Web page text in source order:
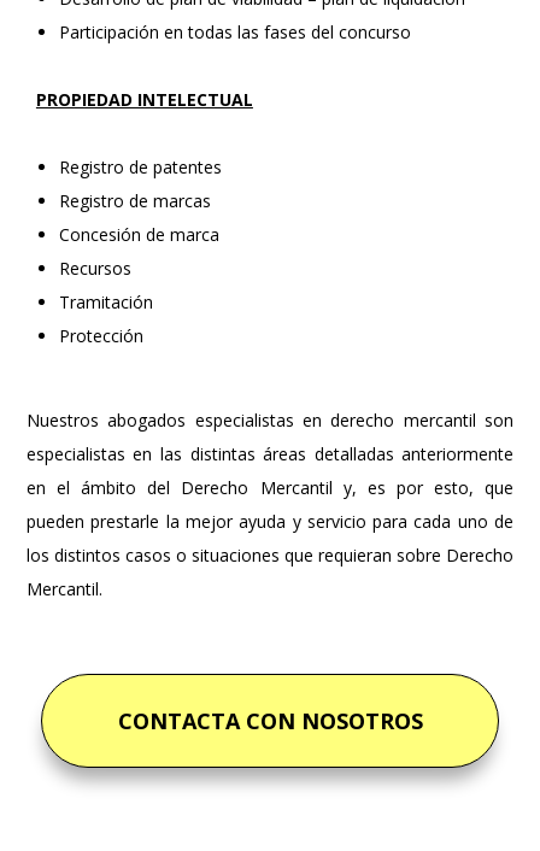
Participación en todas las fases del concurso
PROPIEDAD INTELECTUAL
Registro de patentes
Registro de marcas
Concesión de marca
Recursos
Tramitación
Protección
Nuestros abogados especialistas en derecho mercantil son
especialistas en las distintas áreas detalladas anteriormente
en el ámbito del Derecho Mercantil y, es por esto, que
pueden prestarle la mejor ayuda y servicio para cada uno de
los distintos casos o situaciones que requieran sobre Derecho
Mercantil.
CONTACTA CON NOSOTROS